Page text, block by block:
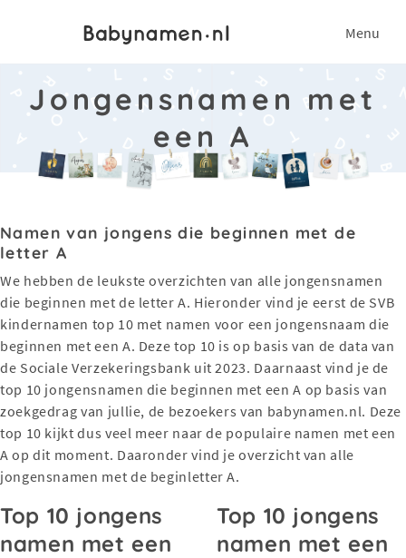
Menu
Jongensnamen met
een A
Namen van jongens die beginnen met de
letter A
We hebben de leukste overzichten van alle jongensnamen
die beginnen met de letter A. Hieronder vind je eerst de SVB
kindernamen top 10 met namen voor een jongensnaam die
beginnen met een A. Deze top 10 is op basis van de data van
de Sociale Verzekeringsbank uit 2023. Daarnaast vind je de
top 10 jongensnamen die beginnen met een A op basis van
zoekgedrag van jullie, de bezoekers van babynamen.nl. Deze
top 10 kijkt dus veel meer naar de populaire namen met een
A op dit moment. Daaronder vind je overzicht van alle
jongensnamen met de beginletter A.
Top 10 jongens
namen met een
Top 10 jongens
namen met een